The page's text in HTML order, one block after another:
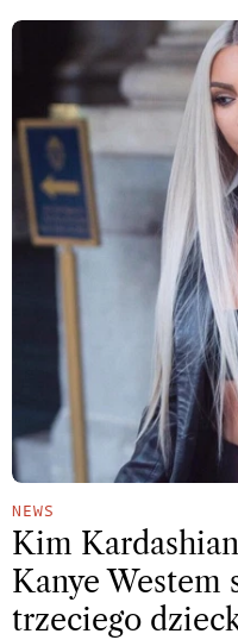
NEWS
Kim
Kanye Westem
trzeciego